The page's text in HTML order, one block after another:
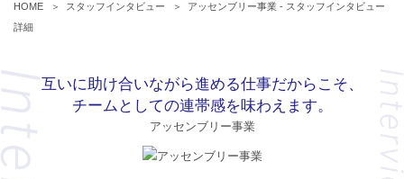
HOME ＞ スタッフインタビュー ＞
アッセンブリー事業 - スタッフインタビュー
詳細
互いに助け合いながら進める仕事だからこそ、
チームとしての連帯感を味わえます。
アッセンブリー事業